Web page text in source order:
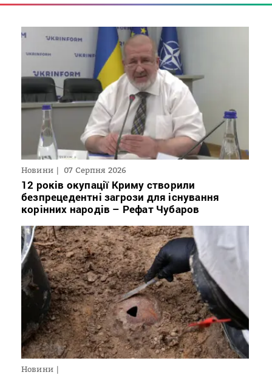
Новини 07 Серпня 2026
12 років окупації Криму створили
безпрецедентні загрози для існування
корінних народів – Рефат Чубаров
Новини